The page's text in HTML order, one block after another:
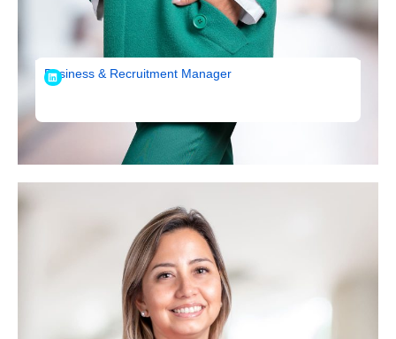
Loreto Opazo
Business & Recruitment Manager